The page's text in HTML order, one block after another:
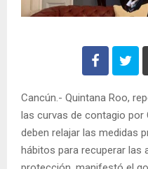
Cancún.- Quintana Roo,
las curvas de contagio por
deben relajar las medidas
hábitos para recuperar las